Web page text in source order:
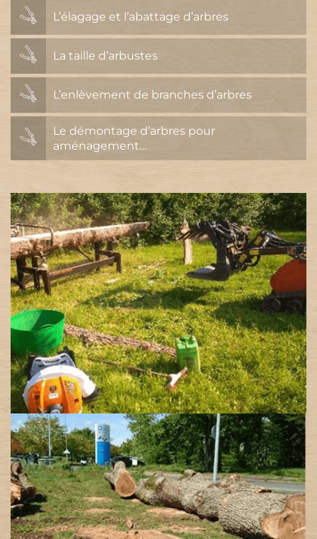
L’élagage et l’abattage d’arbres
La taille d’arbustes
L’enlèvement de branches d’arbres
Le démontage d’arbres pour
aménagement…